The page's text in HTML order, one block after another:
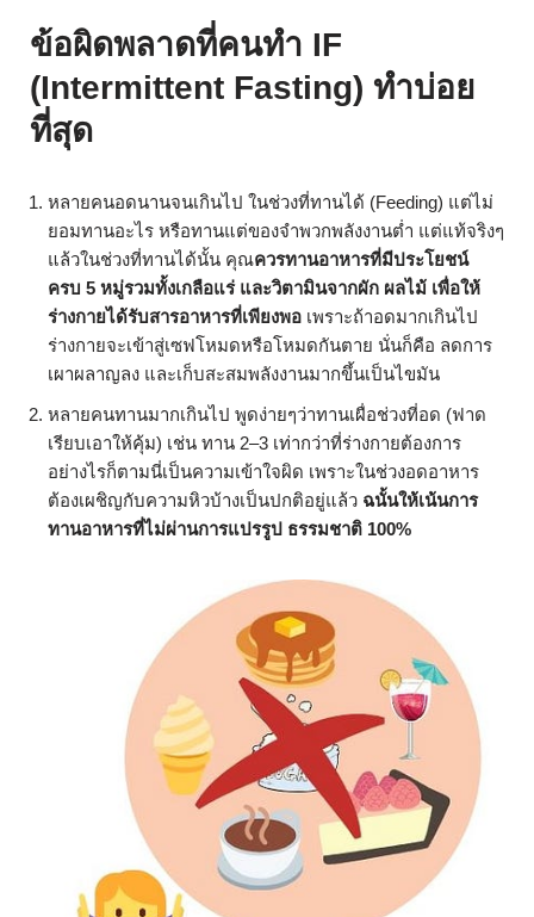
ข้อผิดพลาดที่คนทำ IF
(Intermittent Fasting) ทำบ่อย
ที่สุด
หลายคนอดนานจนเกินไป ในช่วงที่ทานได้ (Feeding) แต่ไม่
ยอมทานอะไร หรือทานแต่ของจำพวกพลังงานต่ำ แต่แท้จริงๆ
แล้วในช่วงที่ทานได้นั้น คุณควรทานอาหารที่มีประโยชน์
ครบ 5 หมู่รวมทั้งเกลือแร่ และวิตามินจากผัก ผลไม้ เพื่อให้
ร่างกายได้รับสารอาหารที่เพียงพอ เพราะถ้าอดมากเกินไป
ร่างกายจะเข้าสู่เซฟโหมดหรือโหมดกันตาย นั่นก็คือ ลดการ
เผาผลาญลง และเก็บสะสมพลังงานมากขึ้นเป็นไขมัน
หลายคนทานมากเกินไป พูดง่ายๆว่าทานเผื่อช่วงที่อด (ฟาด
เรียบเอาให้คุ้ม) เช่น ทาน 2–3 เท่ากว่าที่ร่างกายต้องการ
อย่างไรก็ตามนี่เป็นความเข้าใจผิด เพราะในช่วงอดอาหาร
ต้องเผชิญกับความหิวบ้างเป็นปกติอยู่แล้ว ฉนั้นให้เน้นการ
ทานอาหารที่ไม่ผ่านการแปรรูป ธรรมชาติ 100%